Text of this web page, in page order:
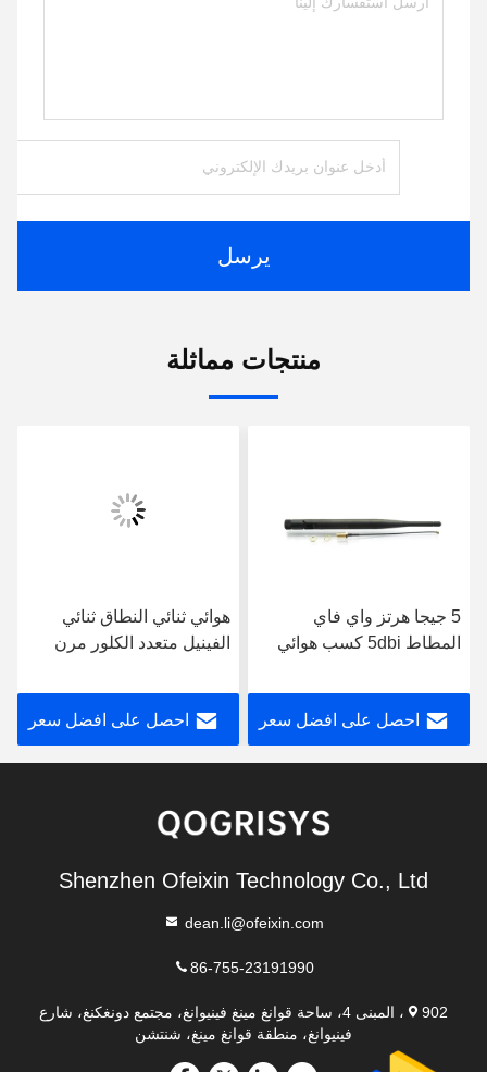
يرسل
منتجات مماثلة
5 جيجا هرتز واي فاي
المطاط 5dbi كسب هوائي
احصل على افضل سعر
هوائي ثنائي النطاق ثنائي
الفينيل متعدد الكلور مرن
ثنائي الفينيل متعدد الكلور
احصل على افضل سعر
Shenzhen Ofeixin Technology Co., Ltd
dean.li@ofeixin.com
86-755-23191990
902، المبنى 4، ساحة قوانغ مينغ فينيوانغ، مجتمع دونغكنغ، شارع
فينيوانغ، منطقة قوانغ مينغ، شنتشن